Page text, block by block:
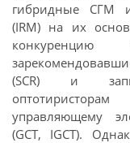
гибридные СГМ
(IRM) на их
(SCR) и
управляющему
(GCT, IGCT).